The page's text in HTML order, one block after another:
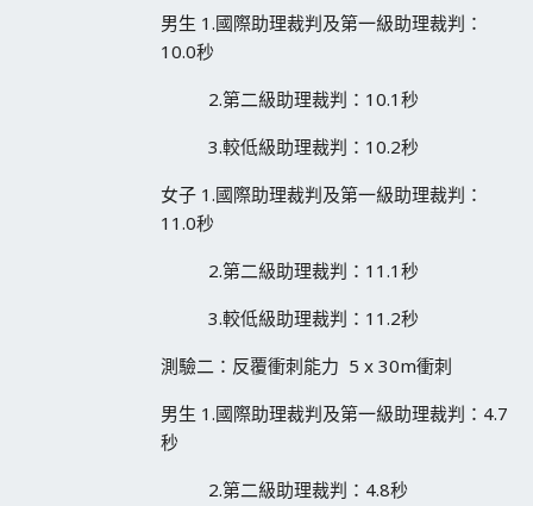
男生 1.國際助理裁判及第一級助理裁判：
10.0秒
2.第二級助理裁判：10.1秒
3.較低級助理裁判：10.2秒
女子 1.國際助理裁判及第一級助理裁判：
11.0秒
2.第二級助理裁判：11.1秒
3.較低級助理裁判：11.2秒
測驗二：反覆衝刺能力 5 x 30m衝刺
男生 1.國際助理裁判及第一級助理裁判：4.7
秒
2.第二級助理裁判：4.8秒